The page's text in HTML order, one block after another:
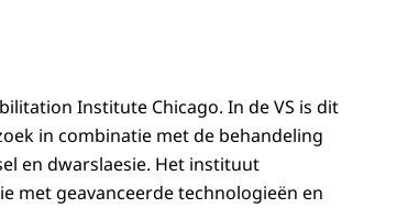
Institute Chicago. In de VS is dit
in combinatie met de behandeling
en dwarslaesie. Het instituut
met geavanceerde technologieën en